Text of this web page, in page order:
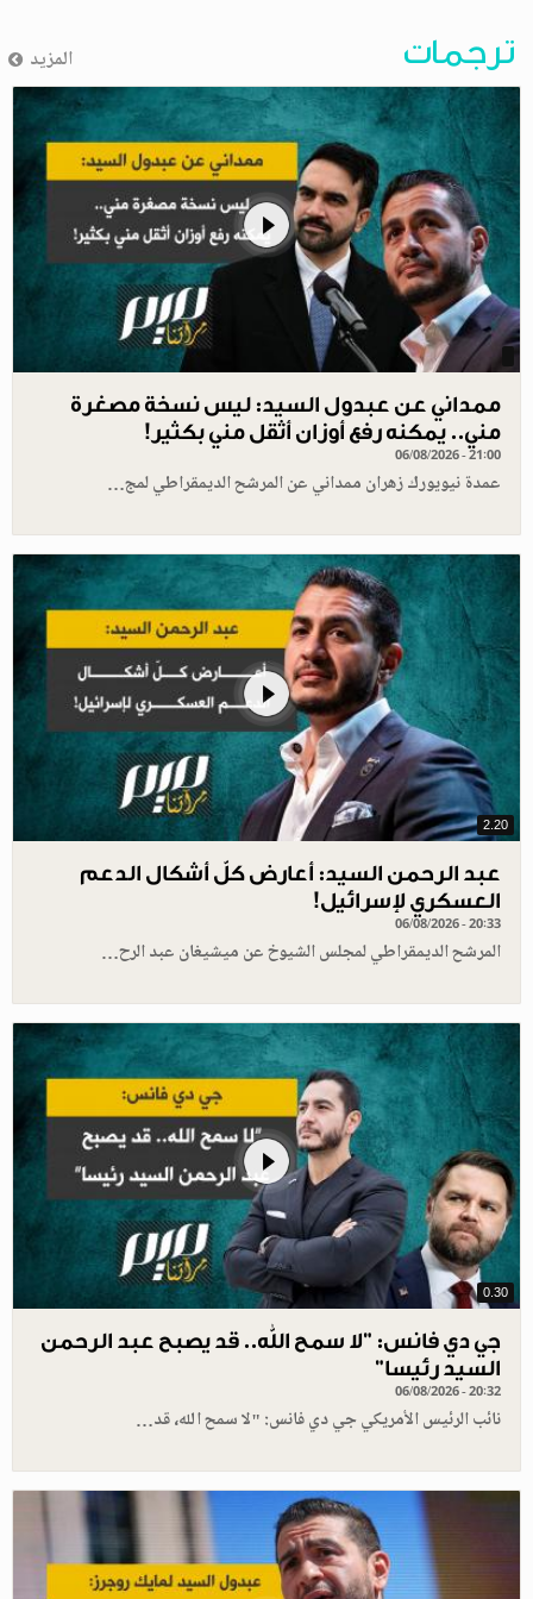
ترجمات المزيد
ممداني عن عبدول السيد: ليس نسخة مصغرة
مني.. يمكنه رفع أوزان أثقل مني بكثير!
06/08/2026 - 21:00
عمدة نيويورك زهران ممداني عن المرشح الديمقراطي لمج…
2.20
عبد الرحمن السيد: أعارض كلّ أشكال الدعم
العسكري لإسرائيل!
06/08/2026 - 20:33
المرشح الديمقراطي لمجلس الشيوخ عن ميشيغان عبد الرح…
0.30
جي دي فانس: ”لا سمح الله.. قد يصبح عبد الرحمن
السيد رئيسا”
06/08/2026 - 20:32
نائب الرئيس الأمريكي جي دي فانس: "لا سمح الله، قد…